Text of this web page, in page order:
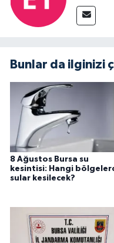
Bunlar da ilginizi
8 Ağustos Bursa su
kesintisi: Hangi
sular kesilecek?